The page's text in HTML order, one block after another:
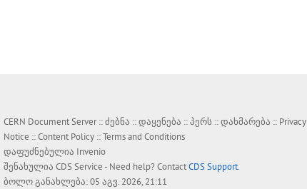
CERN Document Server ::ძებნა ::დაყენება ::პერს ::დახმარება :: Privacy
Notice ::Content Policy ::Terms and Conditions
დაფუძნებულია Invenio
შენახულია CDS Service- Need help? ContactCDS Support.
ბოლო განახლება: 05 აგვ. 2026, 21:11